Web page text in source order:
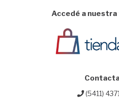
Accedé a nuestra
(5411)